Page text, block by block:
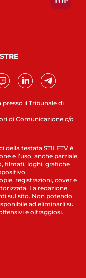
presso il Tribunale di
di Comunicazione c/o
della testata STILETV è
e l’uso, anche parziale,
filmati, loghi, grafiche
registrazioni, cover e
La redazione
sul sito. Non potendo
ad eliminarli su
e oltraggiosi.